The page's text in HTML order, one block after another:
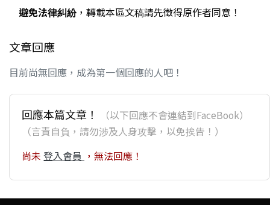
避免法律糾紛，轉載本區文稿請先徵得原作者同意！
文章回應
目前尚無回應，成為第一個回應的人吧！
回應本篇文章！
（以下回應不會連結到FaceBook）
（言責自負，請勿涉及人身攻擊，以免挨告！）
尚未 登入會員 ，無法回應！